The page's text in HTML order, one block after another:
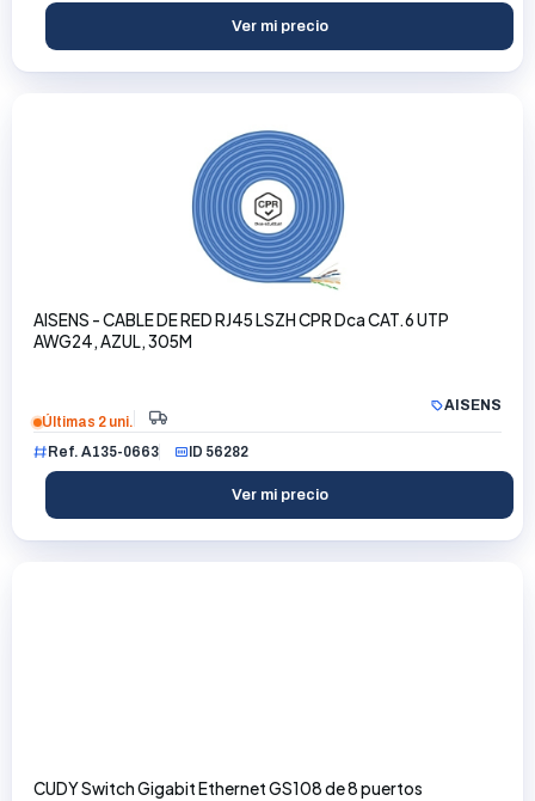
Ver mi precio
AISENS - CABLE DE RED RJ45 LSZH CPR Dca CAT.6 UTP
AWG24, AZUL, 305M
AISENS
Últimas 2 uni.
Ref. A135-0663
ID 56282
Ver mi precio
CUDY Switch Gigabit Ethernet GS108 de 8 puertos